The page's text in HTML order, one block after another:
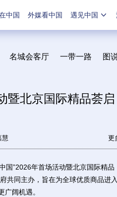
中国 外媒看中国 遇见中国
名城会客厅 一带一路 图
暨北京国际精品荟启
慧 更
”2026年首场活动暨北京国际精品
共同主办，旨在为全球优质商品进入
阔机遇。